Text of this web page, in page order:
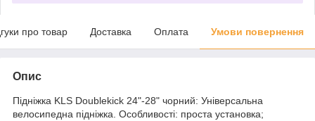
про товар Доставка Оплата Умови повернення
Опис
Підніжка KLS Doublekick 24"-28" чорний: Універсальна
велосипедна підніжка. Особливості: проста установка;